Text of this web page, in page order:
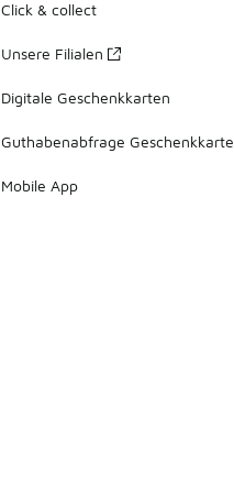
Click & collect
Unsere Filialen
Digitale Geschenkkarten
Guthabenabfrage Geschenkkarte
Mobile App